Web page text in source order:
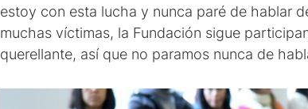
estoy con esta lucha y nunca paré de hablar
muchas víctimas, la Fundación sigue
querellante, así que no paramos nunca de